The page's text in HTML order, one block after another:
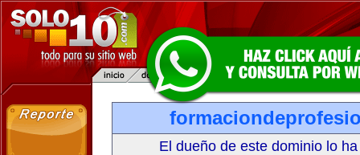
El dueño de este dominio lo